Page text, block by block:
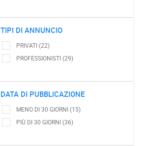
TIPI DI ANNUNCIO
PRIVATI (22)
PROFESSIONISTI (29)
DATA DI PUBBLICAZIONE
MENO DI 30 GIORNI (15)
PIÙ DI 30 GIORNI (36)